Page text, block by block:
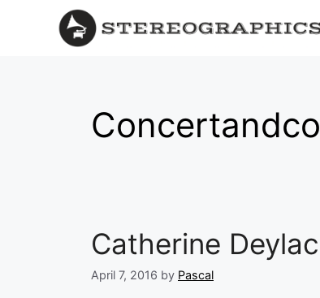
Concertandco
Catherine Deylac
April 7, 2016 by Pascal